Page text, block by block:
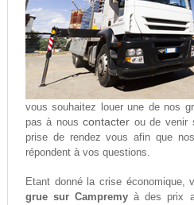
vous souhaitez louer une de nos
pas à nouscontacter ou de venir
prise de rendez vous afin que
répondent à vos questions.
Etant donné la crise économique,
grue sur Campremy à des prix